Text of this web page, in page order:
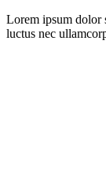
Lorem ipsum dolor
luctus nec